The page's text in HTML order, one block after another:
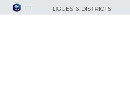
FFF LIGUES & DISTRICTS